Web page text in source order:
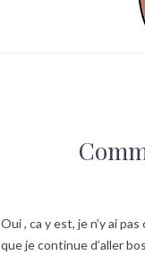
Oui , ca y est, je n’y ai
que je continue d’aller